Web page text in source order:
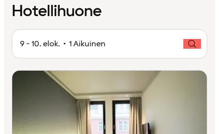
Hotellihuone
9 - 10. elok. • 1 Aikuinen